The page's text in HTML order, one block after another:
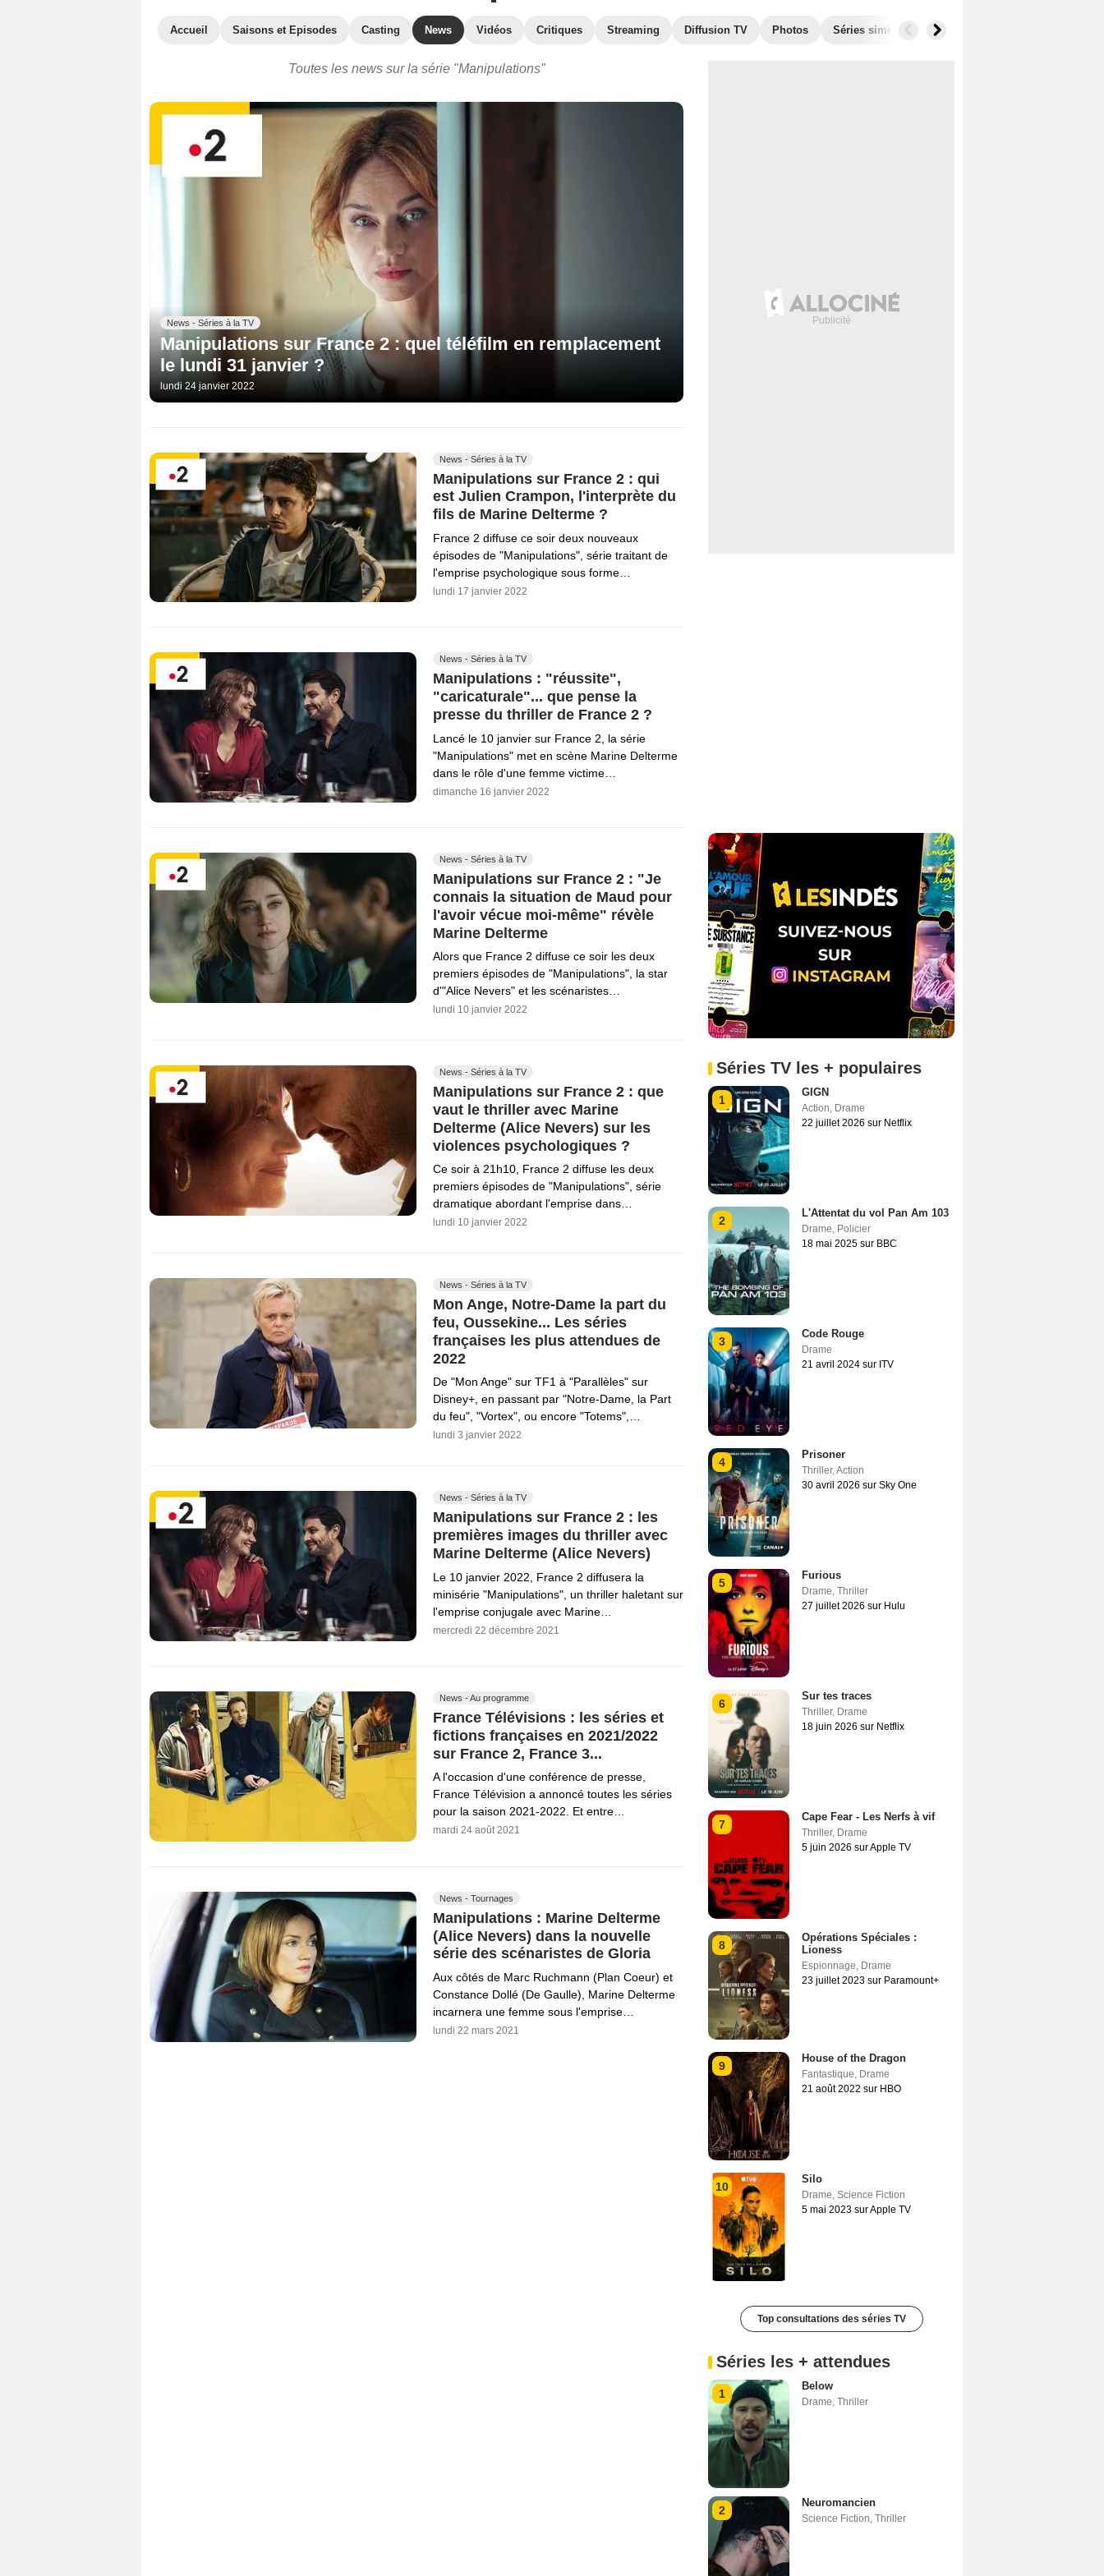
Accueil Saisons et Episodes Casting News Vidéos Critiques Streaming Diffusion TV Photos Séries similaires
Toutes les news sur la série "Manipulations"
News - Séries à la TV
Manipulations sur France 2 : quel téléfilm en remplacement
le lundi 31 janvier ?
lundi 24 janvier 2022
News - Séries à la TV
Manipulations sur France 2 : qui
est Julien Crampon, l'interprète du
fils de Marine Delterme ?
France 2 diffuse ce soir deux nouveaux
épisodes de "Manipulations", série traitant de
l'emprise psychologique sous forme…
lundi 17 janvier 2022
News - Séries à la TV
Manipulations : "réussite",
"caricaturale"... que pense la
presse du thriller de France 2 ?
Lancé le 10 janvier sur France 2, la série
"Manipulations" met en scène Marine Delterme
dans le rôle d'une femme victime…
dimanche 16 janvier 2022
News - Séries à la TV
Manipulations sur France 2 : "Je
connais la situation de Maud pour
l'avoir vécue moi-même" révèle
Marine Delterme
Alors que France 2 diffuse ce soir les deux
premiers épisodes de "Manipulations", la star
d'"Alice Nevers" et les scénaristes…
lundi 10 janvier 2022
News - Séries à la TV
Manipulations sur France 2 : que
vaut le thriller avec Marine
Delterme (Alice Nevers) sur les
violences psychologiques ?
Ce soir à 21h10, France 2 diffuse les deux
premiers épisodes de "Manipulations", série
dramatique abordant l'emprise dans…
lundi 10 janvier 2022
News - Séries à la TV
Mon Ange, Notre-Dame la part du
feu, Oussekine... Les séries
françaises les plus attendues de
2022
De "Mon Ange" sur TF1 à "Parallèles" sur
Disney+, en passant par "Notre-Dame, la Part
du feu", "Vortex", ou encore "Totems",…
lundi 3 janvier 2022
News - Séries à la TV
Manipulations sur France 2 : les
premières images du thriller avec
Marine Delterme (Alice Nevers)
Le 10 janvier 2022, France 2 diffusera la
minisérie "Manipulations", un thriller haletant sur
l'emprise conjugale avec Marine…
mercredi 22 décembre 2021
News - Au programme
France Télévisions : les séries et
fictions françaises en 2021/2022
sur France 2, France 3...
A l'occasion d'une conférence de presse,
France Télévision a annoncé toutes les séries
pour la saison 2021-2022. Et entre…
mardi 24 août 2021
News - Tournages
Manipulations : Marine Delterme
(Alice Nevers) dans la nouvelle
série des scénaristes de Gloria
Aux côtés de Marc Ruchmann (Plan Coeur) et
Constance Dollé (De Gaulle), Marine Delterme
incarnera une femme sous l'emprise…
lundi 22 mars 2021
Séries TV les + populaires
1
GIGN
Action, Drame
22 juillet 2026 sur Netflix
2
L'Attentat du vol Pan Am 103
Drame, Policier
18 mai 2025 sur BBC
3
Code Rouge
Drame
21 avril 2024 sur ITV
4
Prisoner
Thriller,Action
30 avril 2026 sur Sky One
5
Furious
Drame, Thriller
27 juillet 2026 sur Hulu
6
Sur tes traces
Thriller, Drame
18 juin 2026 sur Netflix
7
Cape Fear - Les Nerfs à vif
Thriller, Drame
5 juin 2026 sur Apple TV
8
Opérations Spéciales :
Lioness
Espionnage, Drame
23 juillet 2023 sur Paramount+
9
House of the Dragon
Fantastique, Drame
21 août 2022 sur HBO
10
Silo
Drame, Science Fiction
5 mai 2023 sur Apple TV
Top consultations des séries TV
Séries les + attendues
1
Below
Drame, Thriller
2
Neuromancien
Science Fiction, Thriller